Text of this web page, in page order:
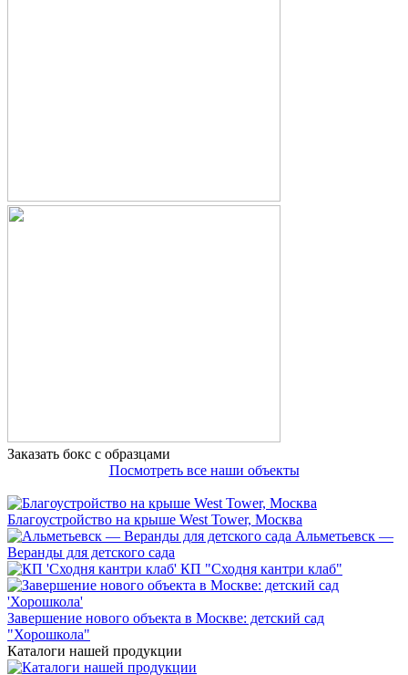
Заказать бокс с образцами
Посмотреть все наши объекты
Благоустройство на крыше West Tower, Москва
Альметьевск —
Веранды для детского сада
КП "Сходня кантри клаб"
Завершение нового объекта в Москве: детский сад
"Хорошкола"
Каталоги нашей продукции